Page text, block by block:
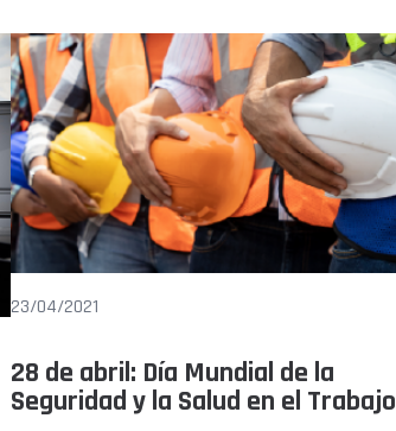
23/04/2021
28 de abril: Día Mundial de la
Seguridad y la Salud en el Trabajo